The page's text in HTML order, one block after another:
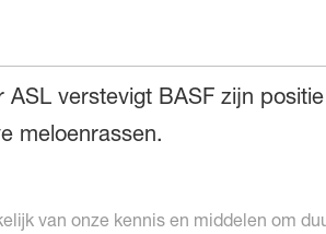
verstevigt BASF zijn
meloenrassen.
van onze kennis en middelen om